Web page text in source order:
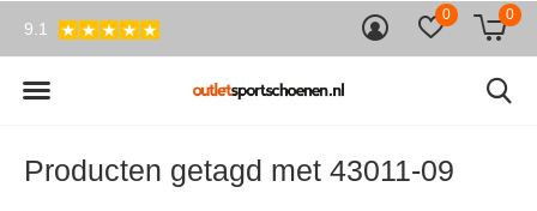
0 0
9.1
Producten getagd met 43011-09